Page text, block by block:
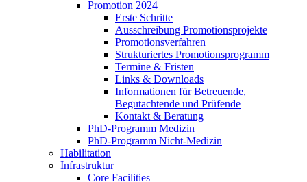
Promotion 2024
Erste Schritte
Ausschreibung Promotionsprojekte
Promotionsverfahren
Strukturiertes Promotionsprogramm
Termine & Fristen
Links & Downloads
Informationen für Betreuende,
Begutachtende und Prüfende
Kontakt & Beratung
PhD-Programm Medizin
PhD-Programm Nicht-Medizin
Habilitation
Infrastruktur
Core Facilities